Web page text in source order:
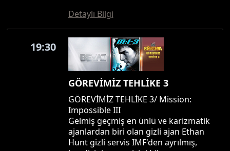
Detaylı Bilgi
19:30
GÖREVİMİZ TEHLİKE 3
GÖREVİMİZ TEHLİKE 3/ Mission:
Impossible III
Gelmiş geçmiş en ünlü ve karizmatik
ajanlardan biri olan gizli ajan Ethan
Hunt gizli servis IMF'den ayrılmış,